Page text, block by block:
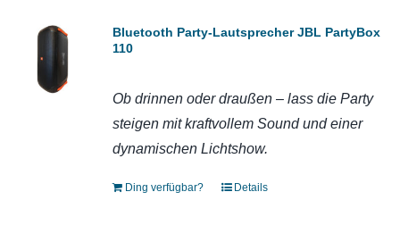
Bluetooth Party-Lautsprecher JBL PartyBox
110
Ob drinnen oder draußen – lass die Party
steigen mit kraftvollem Sound und einer
dynamischen Lichtshow.
Ding verfügbar? Details